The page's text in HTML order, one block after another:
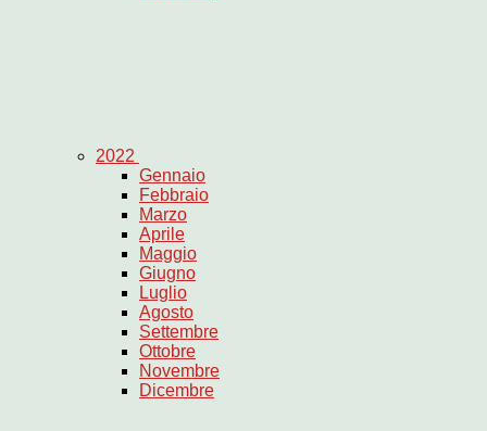
2022
Gennaio
Febbraio
Marzo
Aprile
Maggio
Giugno
Luglio
Agosto
Settembre
Ottobre
Novembre
Dicembre